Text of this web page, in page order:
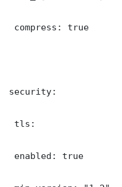
compress: true
security:
tls:
enabled: true